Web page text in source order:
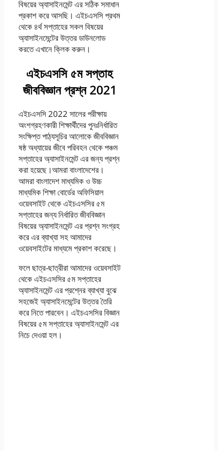
বিষয়ের অ্যাসাইনমেন্ট এর সঠিক সমাধান
প্রকাশ করে আসছি। এইচএসসি প্রথম
থেকে ৪র্থ সপ্তাহের সকল বিষয়ের
অ্যাসাইনমেন্টের উত্তর ডাউনলোড
করতে এখানে ক্লিক করুন।
এইচএসসি ৫ম সপ্তাহ
জীববিজ্ঞান প্রশ্ন 2021
এইচএসসি 2022 সালের পরীক্ষায়
অংশগ্রহণকারী শিক্ষার্থীদের পুনঃনির্ধারিত
সংক্ষিপ্ত পাঠ্যসূচির আলোকে জীববিজ্ঞান
ষষ্ঠ অধ্যায়ের জীবে পরিবহন থেকে পঞ্চম
সপ্তাহের অ্যাসাইনমেন্ট এর জন্য প্রশ্ন
করা হয়েছে।আমরা বাংলাদেশের।
আমরা বাংলাদেশ মাধ্যমিক ও উচ্চ
মাধ্যমিক শিক্ষা বোর্ডের অফিসিয়াল
ওয়েবসাইট থেকে এইচএসসির ৫ম
সপ্তাহের জন্য নির্ধারিত জীববিজ্ঞান
বিষয়ের অ্যাসাইনমেন্ট এর প্রশ্ন সংগ্রহ
করে এর ব্যাখ্যা সহ আমাদের
ওয়েবসাইটের মাধ্যমে প্রকাশ করেছে।
ফলে ছাত্র-ছাত্রীরা আমাদের ওয়েবসাইট
থেকে এইচএসসির ৫ম সপ্তাহের
অ্যাসাইনমেন্ট এর প্রশ্নের ব্যাখ্যা বুঝে
সহজেই অ্যাসাইনমেন্টের উত্তর তৈরি
করে নিতে পারবেন। এইচএসসির বিজ্ঞান
বিষয়ের ৫ম সপ্তাহের অ্যাসাইনমেন্ট এর
নিচে দেওয়া হল।